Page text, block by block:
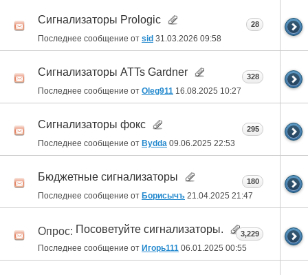
Сигнализаторы Prologic
Последнее сообщение от sid 31.03.2026 09:58
28
Сигнализаторы ATTs Gardner
Последнее сообщение от Oleg911 16.08.2025 10:27
328
Сигнализаторы фокс
Последнее сообщение от Bydda 09.06.2025 22:53
295
Бюджетные сигнализаторы
Последнее сообщение от Борисычъ 21.04.2025 21:47
180
Опрос: Посоветуйте сигнализаторы.
Последнее сообщение от Игорь111 06.01.2025 00:55
3,229